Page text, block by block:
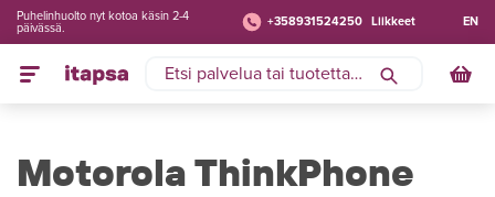
+358931524250 Liikkeet
Puhelinhuolto nyt kotoa käsin 2-4
päivässä.
EN
Motorola ThinkPhone